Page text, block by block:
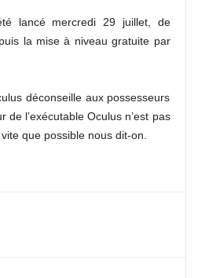
lancé mercredi 29 juillet, de
la mise à niveau gratuite par
déconseille aux possesseurs
de l’exécutable Oculus n’est pas
que possible nous dit-on.